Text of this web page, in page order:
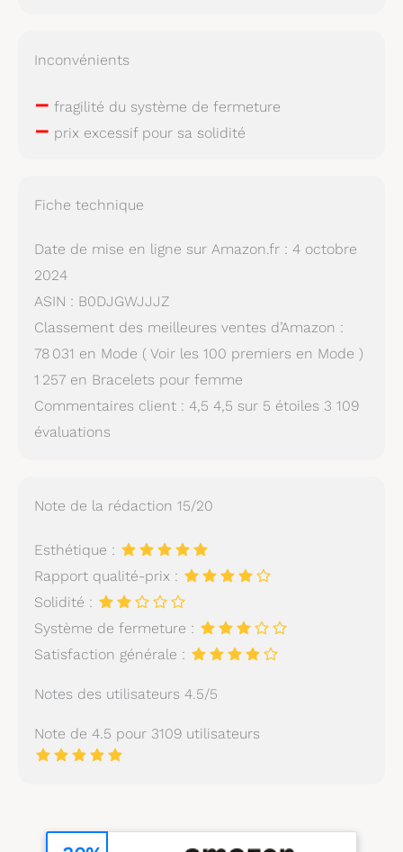
Inconvénients
– fragilité du système de fermeture
– prix excessif pour sa solidité
Fiche technique
Date de mise en ligne sur Amazon.fr : 4 octobre
2024
ASIN : B0DJGWJJJZ
Classement des meilleures ventes d’Amazon :
78 031 en Mode ( Voir les 100 premiers en Mode )
1 257 en Bracelets pour femme
Commentaires client : 4,5 4,5 sur 5 étoiles 3 109
évaluations
Note de la rédaction 15/20
Esthétique :
Rapport qualité-prix :
Solidité :
Système de fermeture :
Satisfaction générale :
Notes des utilisateurs 4.5/5
Note de 4.5 pour 3109 utilisateurs